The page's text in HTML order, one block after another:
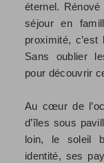
éternel. Rénové
séjour en
proximité,
Sans oublier
pour découvrir
Au cœur de
d’îles sous
loin, le soleil
identité, ses